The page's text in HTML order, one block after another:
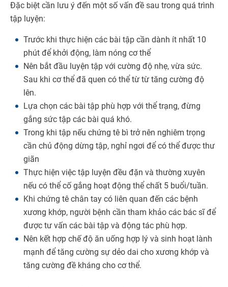
Đặc biệt cần lưu ý đến một số vấn đề sau trong quá trình
tập luyện:
Trước khi thực hiện các bài tập cần dành ít nhất 10
phút để khởi động, làm nóng cơ thể
Nên bắt đầu luyện tập với cường độ nhẹ, vừa sức.
Sau khi cơ thể đã quen có thể từ từ tăng cường độ
lên.
Lựa chọn các bài tập phù hợp với thể trạng, đừng
gắng sức tập các bài quá khó.
Trong khi tập nếu chứng tê bì trở nên nghiêm trọng
cần chủ động dừng tập, nghỉ ngơi để có thể được thư
giãn
Thực hiện việc tập luyện đều đặn và thường xuyên
nếu có thể cố gắng hoạt động thể chất 5 buổi/tuần.
Khi chứng tê chân tay có liên quan đến các bệnh
xương khớp, người bệnh cần tham khảo các bác sĩ để
được tư vấn các bài tập và động tác phù hợp.
Nên kết hợp chế độ ăn uống hợp lý và sinh hoạt lành
mạnh để tăng cường sự dẻo dai cho xương khớp và
tăng cường đề kháng cho cơ thể.